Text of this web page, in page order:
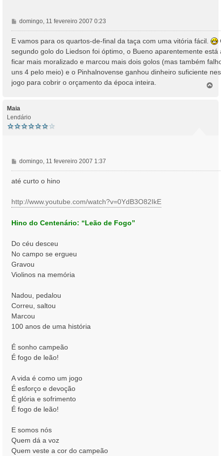
M
e
n
a
g
e
m
domingo, 11 fevereiro 2007 0:23
E vamos para os quartos-de-final da taça com uma vitória fácil.
segundo golo do Liedson foi óptimo, o Bueno aparentemente está
ficar mais moralizado e marcou mais dois golos (mas também
uns 4 pelo meio) e o Pinhalnovense ganhou dinheiro suficiente
jogo para cobrir o orçamento da época inteira.
Maia
Lendário
M
e
n
g
m
domingo, 11 fevereiro 2007 1:37
até curto o hino
http://www.youtube.com/watch?v=0YdB3O82IkE
Hino do Centenário: “Leão de Fogo”
Do céu desceu
No campo se ergueu
Gravou
Violinos na memória
Nadou, pedalou
Correu, saltou
Marcou
100 anos de uma história
É sonho campeão
É fogo de leão!
A vida é como um jogo
É esforço e devoção
É glória e sofrimento
É fogo de leão!
E somos nós
Quem dá a voz
Quem veste a cor do campeão